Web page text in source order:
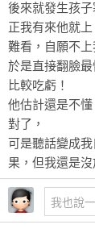
後來就發生孩
正我有來他就
難看，自願不
於是直接翻臉
比較吃虧！
他估計還是不
對了，
可是聽話變成
果，但我還是